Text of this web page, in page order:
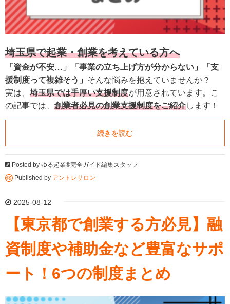
埼玉県で起業・創業を考えている方へ
「資金が不安…」「事業の立ち上げ方が分からない」「支
援制度って複雑そう」 そんな悩みを抱えていませんか？
実は、 埼玉県では手厚い支援制度が用意されています。こ
の記事では、 創業者必見の創業支援制度をご紹介します！
続きを読む
Posted by ゆる起業®完全ガイド編集スタッフ
Published by アントレサロン
2025-08-12
【東京都で創業する方必見】融
資制度や補助金など豊富なサポ
ート！6つの制度まとめ